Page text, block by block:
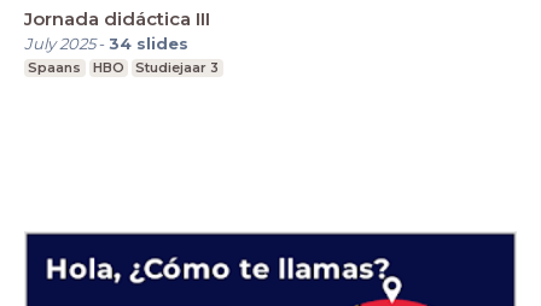
Jornada didáctica III
July 2025-34 slides
Spaans HBO Studiejaar 3